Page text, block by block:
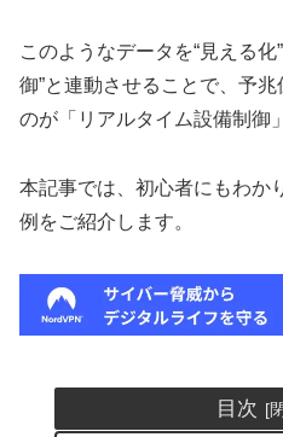
このようなデータを“見える化
御”と連動させることで、予
のが「リアルタイム設備制御
本記事では、初心者にもわか
例をご紹介します。
目次